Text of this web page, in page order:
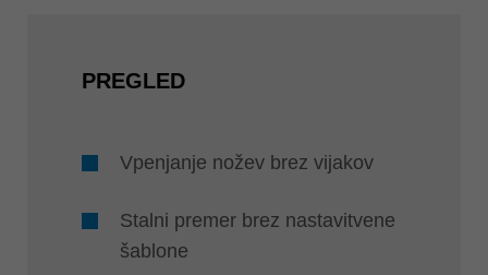
PREGLED
Vpenjanje nožev brez vijakov
Stalni premer brez nastavitvene
šablone